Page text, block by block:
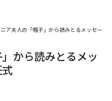
ア夫人の「帽子」から読みとるメッセージ
から読みとるメッ